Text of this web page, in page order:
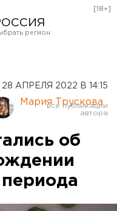
Курган
[18+]
28 АПРЕЛЯ 2022 В 14:15
Мария Трускова
об